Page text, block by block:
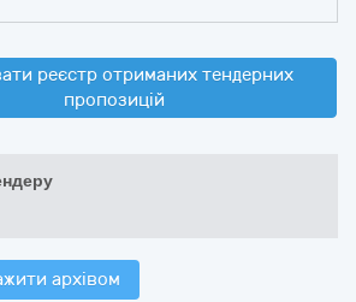
реєстр отриманих тендерних
пропозицій
архівом